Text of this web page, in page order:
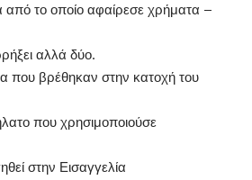
το οποίο αφαίρεσε χρήματα –
αλλά δύο.
που βρέθηκαν στην κατοχή του
που χρησιμοποιούσε
στην Εισαγγελία